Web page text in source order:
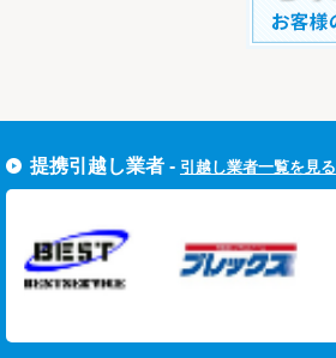
提携引越し業者 - 引越し業者一覧を見る